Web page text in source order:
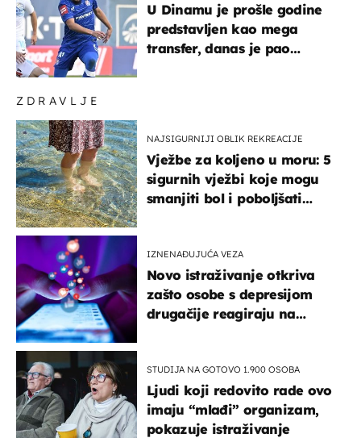
ZDRAVLJE
NAJSIGURNIJI OBLIK REKREACIJE
Vježbe za koljeno u moru: 5
sigurnih vježbi koje mogu
smanjiti bol i poboljšati
IZNENAĐUJUĆA VEZA
Novo istraživanje otkriva
zašto osobe s depresijom
drugačije reagiraju na
STUDIJA NA GOTOVO 1.900 OSOBA
Ljudi koji redovito rade ovo
imaju “mlađi” organizam,
pokazuje istraživanje
U Dinamu je prošle godine
predstavljen kao mega
transfer, danas je pao